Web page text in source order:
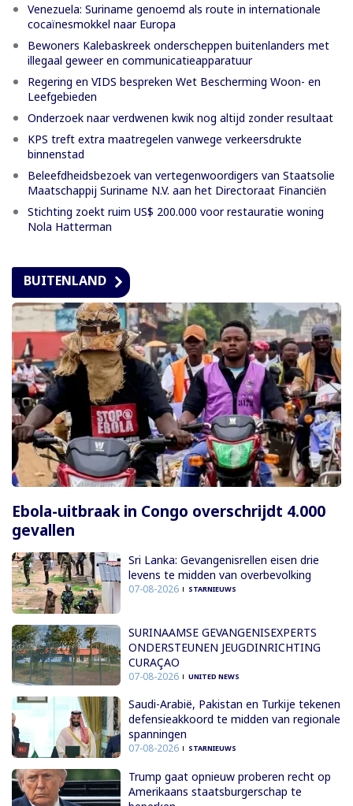
Venezuela: Suriname genoemd als route in internationale
cocaïnesmokkel naar Europa
Bewoners Kalebaskreek onderscheppen buitenlanders met
illegaal geweer en communicatieapparatuur
Regering en VIDS bespreken Wet Bescherming Woon- en
Leefgebieden
Onderzoek naar verdwenen kwik nog altijd zonder resultaat
KPS treft extra maatregelen vanwege verkeersdrukte
binnenstad
Beleefdheidsbezoek van vertegenwoordigers van Staatsolie
Maatschappij Suriname N.V. aan het Directoraat Financiën
Stichting zoekt ruim US$ 200.000 voor restauratie woning
Nola Hatterman
BUITENLAND
Ebola-uitbraak in Congo overschrijdt 4.000
gevallen
Sri Lanka: Gevangenisrellen eisen drie
levens te midden van overbevolking
07-08-2026 STARNIEUWS
SURINAAMSE GEVANGENISEXPERTS
ONDERSTEUNEN JEUGDINRICHTING
CURAÇAO
07-08-2026 UNITED NEWS
Saudi-Arabië, Pakistan en Turkije tekenen
defensieakkoord te midden van regionale
spanningen
07-08-2026 STARNIEUWS
Trump gaat opnieuw proberen recht op
Amerikaans staatsburgerschap te